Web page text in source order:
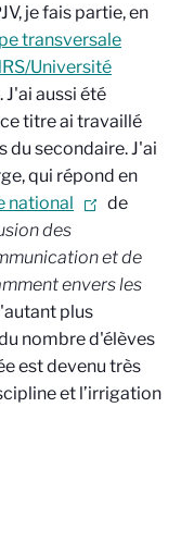
je fais partie, en
transversale
Université
J'ai aussi été
titre ai travaillé
du secondaire. J'ai
qui répond en
national
de
des
et de
envers les
plus
nombre d'élèves
est devenu très
et l’irrigation